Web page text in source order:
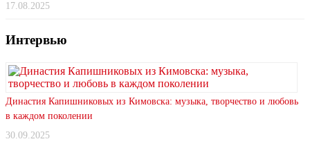
17.08.2025
Интервью
Династия Капишниковых из Кимовска: музыка, творчество и любовь
в каждом поколении
30.09.2025